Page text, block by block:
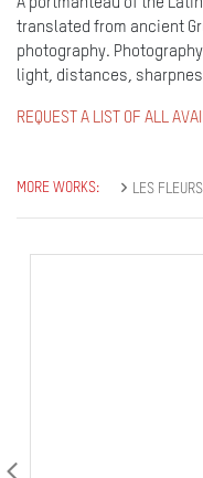
translated from ancient
photography.
light, distances,
REQUEST A LIST OF ALL
MORE WORKS: LES FLEURS